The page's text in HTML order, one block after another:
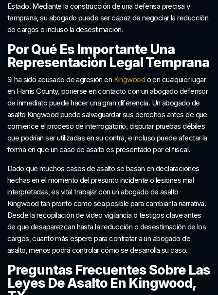
Estado. Mediante la construcción de una defensa precisa y
temprana, su abogado puede ser capaz de negociar la reducción
de cargos o incluso la desestimación.
Por Qué Es Importante Una
Representación Legal Temprana
Si ha sido acusado de agresión en Kingwood o en cualquier lugar
en Harris County, ponerse en contacto con un abogado defensor
de inmediato puede hacer una gran diferencia. Un abogado de
asalto Kingwood puede salvaguardar sus derechos antes de que
comience el proceso de interrogatorio, disputar pruebas débiles
que podrían ser utilizadas en su contra, e incluso puede afectar la
forma en que un caso de asalto es presentado por el fiscal.
Dado que muchos casos de asalto se basan en declaraciones
hechas en el momento del presunto incidente o lesiones mal
interpretadas, es vital trabajar con un abogado de asalto
Kingwood tan pronto como sea posible para cambiar la narrativa.
Desde la recopilación de video vigilancia o testigos clave antes
de que desaparezcan hasta la reducción o desestimación de los
cargos, cuanto más espere para contratar a un abogado de
asalto, menos podrá controlar cómo se desarrolla su caso.
Preguntas Frecuentes Sobre Las
Leyes De Asalto En Kingwood,